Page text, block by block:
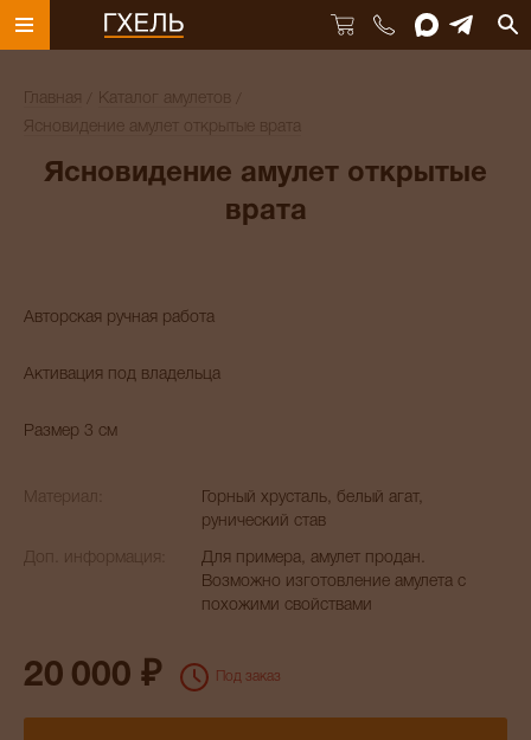
Главная
Каталог амулетов
Ясновидение амулет открытые врата
Ясновидение амулет открытые
врата
Авторская ручная работа
Активация под владельца
Размер 3 см
Материал:
Горный хрусталь, белый агат,
рунический став
Доп. информация:
Для примера, амулет продан.
Возможно изготовление амулета с
похожими свойствами
20 000 ₽ Под заказ